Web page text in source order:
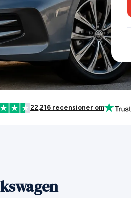
22,216 recensioner om